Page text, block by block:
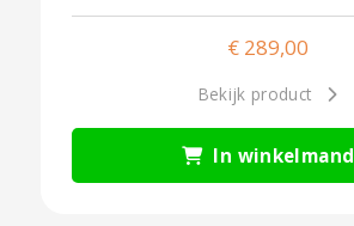
€ 289,00
Bekijk product
In winkelmand